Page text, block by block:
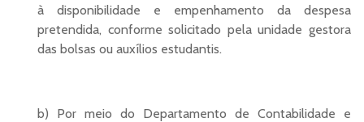
à disponibilidade e empenhamento da despesa
pretendida, conforme solicitado pela unidade gestora
das bolsas ou auxílios estudantis.
b) Por meio do Departamento de Contabilidade e